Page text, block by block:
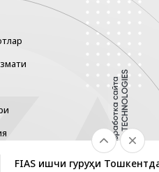
FIAS ишчи гуруҳи